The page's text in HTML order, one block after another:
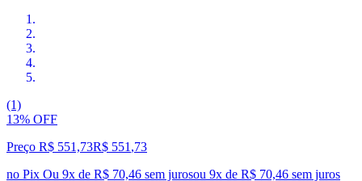
(1)
13% OFF
Preço R$ 551,73R$ 551 ,73
no Pix Ou 9x de R$ 70,46 sem jurosou 9x de R$ 70,46 sem juros